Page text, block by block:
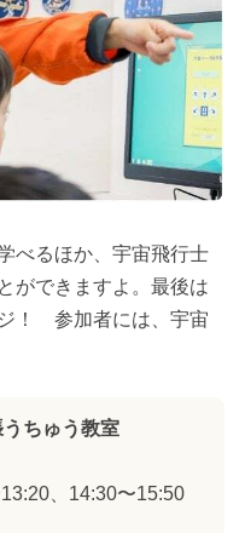
べるほか、宇宙飛行士
ができますよ。最後は
！ 参加者には、宇宙
ちゅう教室
、14:30〜15:50